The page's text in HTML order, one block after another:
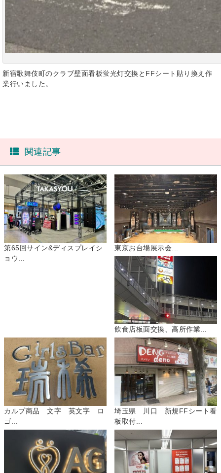
新宿歌舞伎町のクラブ壁面看板蛍光灯交換とFFシート貼り換え作
業行いました。
関連記事
第65回サイン&ディスプレイシ
ョウ...
東京お台場展示会...
飲食店板面交換、高所作業...
カルプ商品 文字 英文字 ロ
ゴ...
埼玉県 川口 新規FFシート看
板取付...